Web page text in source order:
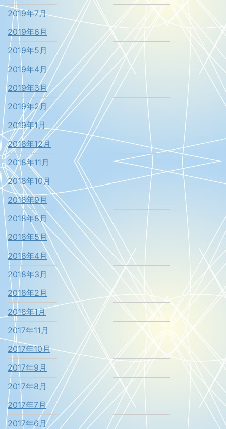
2019年7月
2019年6月
2019年5月
2019年4月
2019年3月
2019年2月
2019年1月
2018年12月
2018年11月
2018年10月
2018年9月
2018年8月
2018年5月
2018年4月
2018年3月
2018年2月
2018年1月
2017年11月
2017年10月
2017年9月
2017年8月
2017年7月
2017年6月